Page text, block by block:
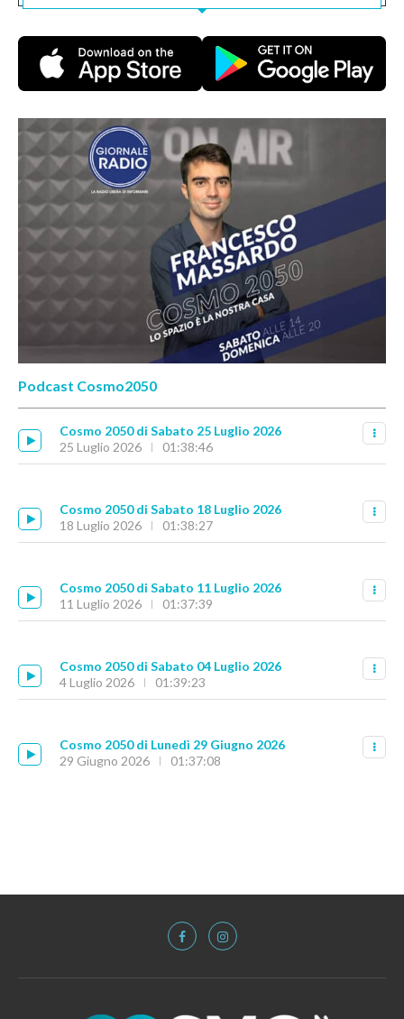
Podcast Cosmo2050
Cosmo 2050 di Sabato 25 Luglio 2026
25 Luglio 2026
01:38:46
Cosmo 2050 di Sabato 18 Luglio 2026
18 Luglio 2026
01:38:27
Cosmo 2050 di Sabato 11 Luglio 2026
11 Luglio 2026
01:37:39
Cosmo 2050 di Sabato 04 Luglio 2026
4 Luglio 2026
01:39:23
Cosmo 2050 di Lunedì 29 Giugno 2026
29 Giugno 2026
01:37:08